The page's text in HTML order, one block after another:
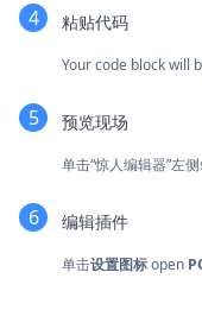
粘贴代码
Your code block will
预览现场
单击“惊人编辑器”左
编辑插件
单击设置图标open